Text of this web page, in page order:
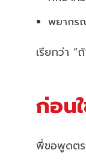
พยากร
เรียกว่า “
ก่อน
พี่ขอพูดตร